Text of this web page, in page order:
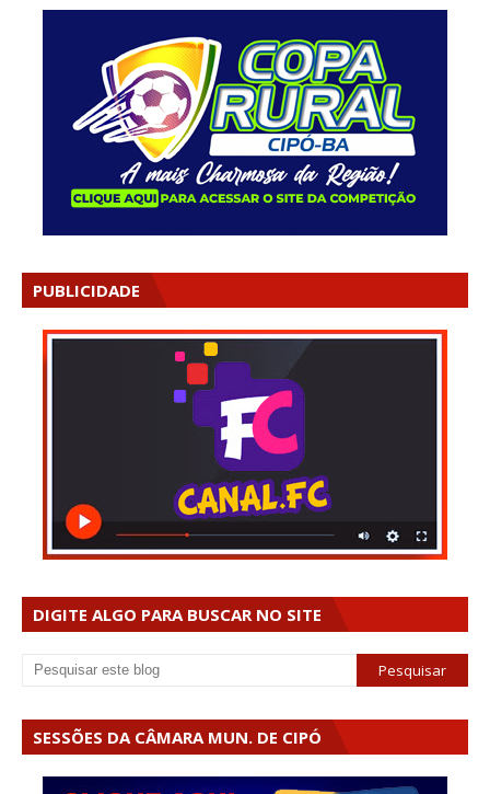
PUBLICIDADE
DIGITE ALGO PARA BUSCAR NO SITE
SESSÕES DA CÂMARA MUN. DE CIPÓ